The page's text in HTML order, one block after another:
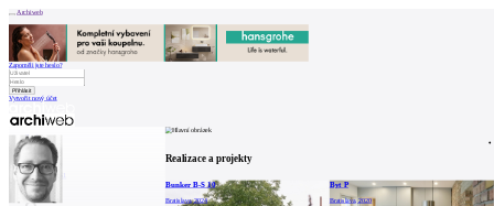
Archiweb
Zapoměli jste heslo?
Vytvořit nový účet
Zprávy
Architekti
Katalog
E-shop
Burza práce161
en
Realizace a projekty
Bunker B-S 10
Bratislava, 2024
Byt P
Bratislava, 2020